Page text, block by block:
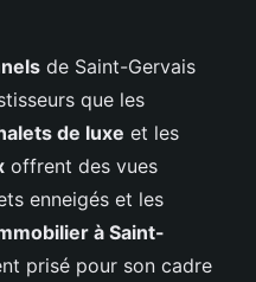
de Saint-Gervais
que les
de luxe et les
offrent des vues
enneigés et les
à Saint-
prisé pour son cadre